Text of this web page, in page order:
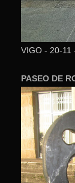
VIGO - 20-11
PASEO DE